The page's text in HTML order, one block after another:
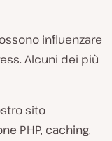
influenzare
Alcuni dei più
sito
PHP, caching,